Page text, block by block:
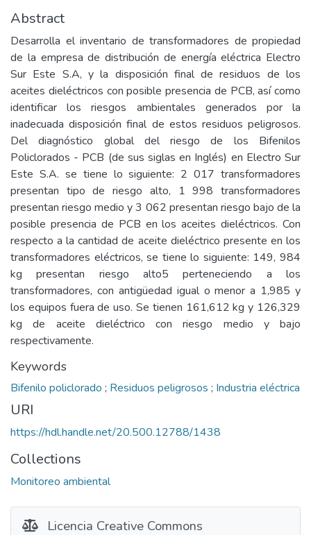
Abstract
Desarrolla el inventario de transformadores de propiedad
de la empresa de distribución de energía eléctrica Electro
Sur Este S.A, y la disposición final de residuos de los
aceites dieléctricos con posible presencia de PCB, así como
identificar los riesgos ambientales generados por la
inadecuada disposición final de estos residuos peligrosos.
Del diagnóstico global del riesgo de los Bifenilos
Policlorados - PCB (de sus siglas en Inglés) en Electro Sur
Este S.A. se tiene lo siguiente: 2 017 transformadores
presentan tipo de riesgo alto, 1 998 transformadores
presentan riesgo medio y 3 062 presentan riesgo bajo de la
posible presencia de PCB en los aceites dieléctricos. Con
respecto a la cantidad de aceite dieléctrico presente en los
transformadores eléctricos, se tiene lo siguiente: 149, 984
kg presentan riesgo alto5 perteneciendo a los
transformadores, con antigüedad igual o menor a 1,985 y
los equipos fuera de uso. Se tienen 161,612 kg y 126,329
kg de aceite dieléctrico con riesgo medio y bajo
respectivamente.
Keywords
Bifenilo policlorado ; Residuos peligrosos ; Industria eléctrica
URI
https://hdl.handle.net/20.500.12788/1438
Collections
Monitoreo ambiental
Licencia Creative Commons